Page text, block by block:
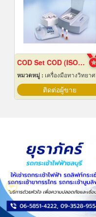
COD Set COD (ISO 15705:2002) COD Photometer
หมวดหมู่ : เครื่องมือทางวิทยาศาสตร์
ติดต่อผู้ขาย